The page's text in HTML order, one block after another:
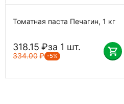
Томатная паста Печагин, 1 кг
318.15 ₽за 1 шт.
334.00₽ -5%